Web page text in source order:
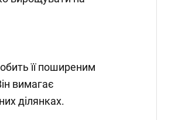
її поширеним
вимагає
ділянках.